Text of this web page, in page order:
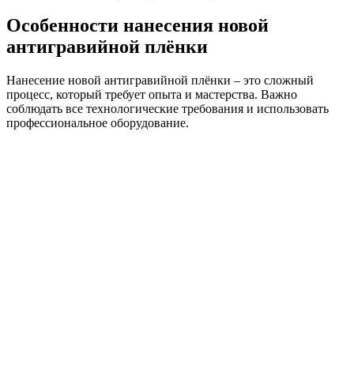
Особенности нанесения новой
антигравийной плёнки
Нанесение новой антигравийной плёнки – это сложный
процесс, который требует опыта и мастерства. Важно
соблюдать все технологические требования и использовать
профессиональное оборудование.